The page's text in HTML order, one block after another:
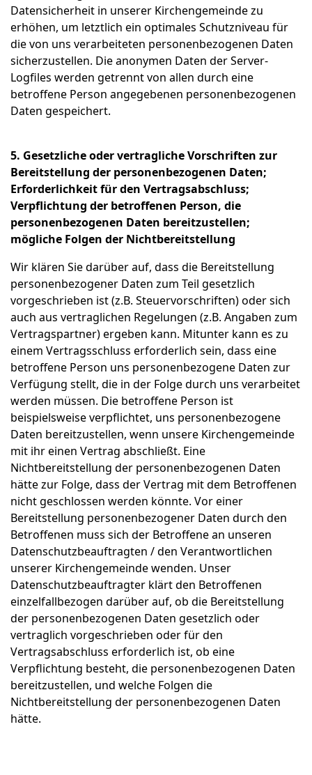
Datensicherheit in unserer Kirchengemeinde zu
erhöhen, um letztlich ein optimales Schutzniveau für
die von uns verarbeiteten personenbezogenen Daten
sicherzustellen. Die anonymen Daten der Server-
Logfiles werden getrennt von allen durch eine
betroffene Person angegebenen personenbezogenen
Daten gespeichert.
5. Gesetzliche oder vertragliche Vorschriften zur
Bereitstellung der personenbezogenen Daten;
Erforderlichkeit für den Vertragsabschluss;
Verpflichtung der betroffenen Person, die
personenbezogenen Daten bereitzustellen;
mögliche Folgen der Nichtbereitstellung
Wir klären Sie darüber auf, dass die Bereitstellung
personenbezogener Daten zum Teil gesetzlich
vorgeschrieben ist (z.B. Steuervorschriften) oder sich
auch aus vertraglichen Regelungen (z.B. Angaben zum
Vertragspartner) ergeben kann. Mitunter kann es zu
einem Vertragsschluss erforderlich sein, dass eine
betroffene Person uns personenbezogene Daten zur
Verfügung stellt, die in der Folge durch uns verarbeitet
werden müssen. Die betroffene Person ist
beispielsweise verpflichtet, uns personenbezogene
Daten bereitzustellen, wenn unsere Kirchengemeinde
mit ihr einen Vertrag abschließt. Eine
Nichtbereitstellung der personenbezogenen Daten
hätte zur Folge, dass der Vertrag mit dem Betroffenen
nicht geschlossen werden könnte. Vor einer
Bereitstellung personenbezogener Daten durch den
Betroffenen muss sich der Betroffene an unseren
Datenschutzbeauftragten / den Verantwortlichen
unserer Kirchengemeinde wenden. Unser
Datenschutzbeauftragter klärt den Betroffenen
einzelfallbezogen darüber auf, ob die Bereitstellung
der personenbezogenen Daten gesetzlich oder
vertraglich vorgeschrieben oder für den
Vertragsabschluss erforderlich ist, ob eine
Verpflichtung besteht, die personenbezogenen Daten
bereitzustellen, und welche Folgen die
Nichtbereitstellung der personenbezogenen Daten
hätte.